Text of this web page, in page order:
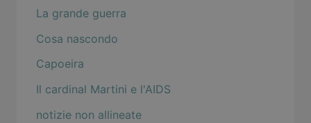
La grande guerra
Cosa nascondo
Capoeira
Il cardinal Martini e l'AIDS
notizie non allineate